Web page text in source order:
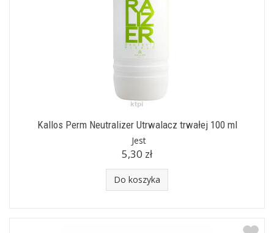
Kallos Perm Neutralizer Utrwalacz trwałej 100 ml
Jest
5,30 zł
Do koszyka